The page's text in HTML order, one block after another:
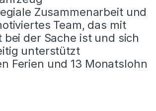
Zusammenarbeit und
Team, das mit
bei der Sache ist und sich
unterstützt
Ferien und 13 Monatslohn